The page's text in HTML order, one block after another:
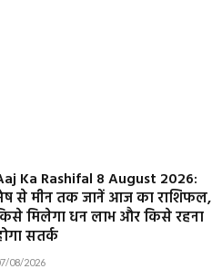
Ka Rashifal 8 August 2026:
से मीन तक जानें आज का राशिफल,
मिलेगा धन लाभ और किसे रहना
सतर्क
08/2026